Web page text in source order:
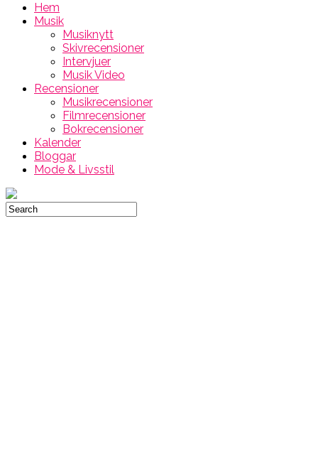
Hem
Musik
Musiknytt
Skivrecensioner
Intervjuer
Musik Video
Recensioner
Musikrecensioner
Filmrecensioner
Bokrecensioner
Kalender
Bloggar
Mode & Livsstil